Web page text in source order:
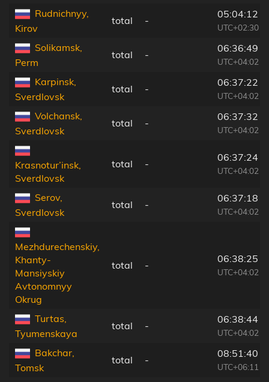
Rudnichnyy,
Kirov
total -
05:04:12
UTC+02:30
Solikamsk,
Perm
total -
06:36:49
UTC+04:02
Karpinsk,
Sverdlovsk
total -
06:37:22
UTC+04:02
Volchansk,
Sverdlovsk
total -
06:37:32
UTC+04:02
Krasnotur’insk,
Sverdlovsk
total -
06:37:24
UTC+04:02
Serov,
Sverdlovsk
total -
06:37:18
UTC+04:02
Mezhdurechenskiy,
Khanty-
Mansiyskiy
Avtonomnyy
Okrug
total -
06:38:25
UTC+04:02
Turtas,
Tyumenskaya
total -
06:38:44
UTC+04:02
Bakchar,
Tomsk
total -
08:51:40
UTC+06:11